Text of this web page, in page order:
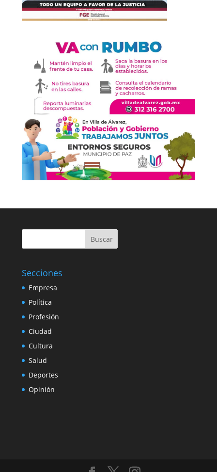
Buscar
Secciones
Empresa
Política
Profesión
Ciudad
Cultura
Salud
Deportes
Opinión